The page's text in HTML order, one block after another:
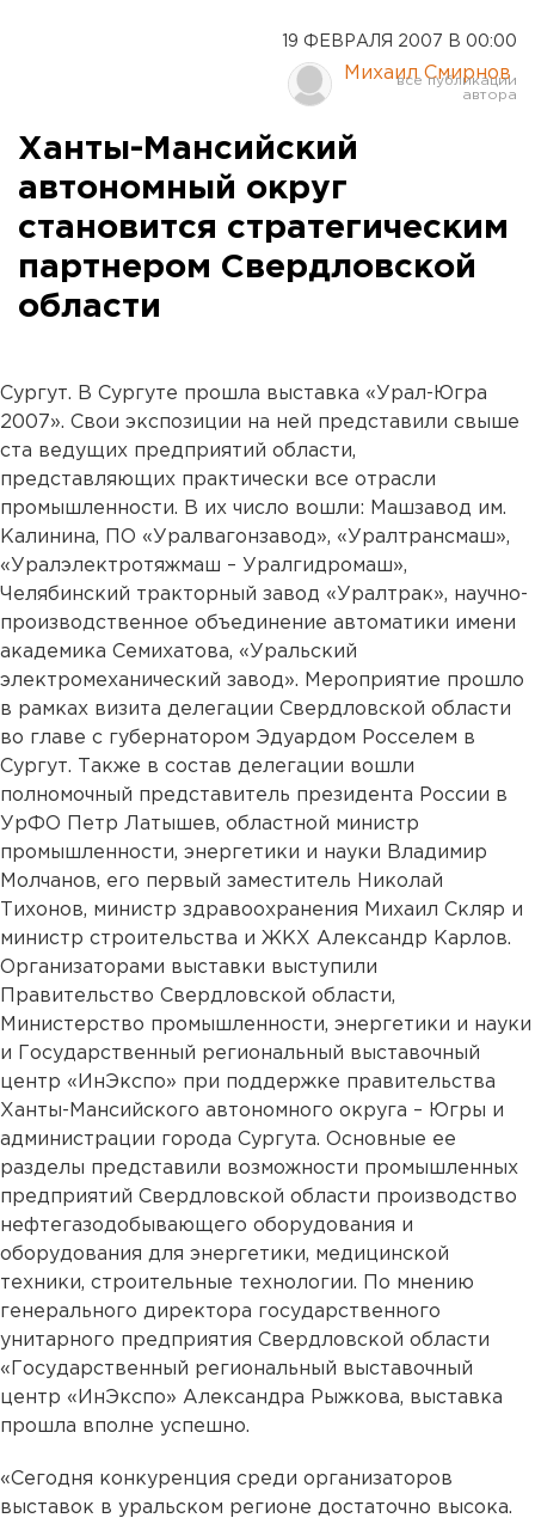
19 ФЕВРАЛЯ 2007 В 00:00
Михаил Смирнов
Ханты-Мансийский
автономный округ
становится стратегическим
партнером Свердловской
области
Сургут. В Сургуте прошла выставка «Урал-Югра
2007». Свои экспозиции на ней представили свыше
ста ведущих предприятий области,
представляющих практически все отрасли
промышленности. В их число вошли: Машзавод им.
Калинина, ПО «Уралвагонзавод», «Уралтрансмаш»,
«Уралэлектротяжмаш – Уралгидромаш»,
Челябинский тракторный завод «Уралтрак», научно-
производственное объединение автоматики имени
академика Семихатова, «Уральский
электромеханический завод». Мероприятие прошло
в рамках визита делегации Свердловской области
во главе с губернатором Эдуардом Росселем в
Сургут. Также в состав делегации вошли
полномочный представитель президента России в
УрФО Петр Латышев, областной министр
промышленности, энергетики и науки Владимир
Молчанов, его первый заместитель Николай
Тихонов, министр здравоохранения Михаил Скляр и
министр строительства и ЖКХ Александр Карлов.
Организаторами выставки выступили
Правительство Свердловской области,
Министерство промышленности, энергетики и науки
и Государственный региональный выставочный
центр «ИнЭкспо» при поддержке правительства
Ханты-Мансийского автономного округа – Югры и
администрации города Сургута. Основные ее
разделы представили возможности промышленных
предприятий Свердловской области производство
нефтегазодобывающего оборудования и
оборудования для энергетики, медицинской
техники, строительные технологии. По мнению
генерального директора государственного
унитарного предприятия Свердловской области
«Государственный региональный выставочный
центр «ИнЭкспо» Александра Рыжкова, выставка
прошла вполне успешно.
«Сегодня конкуренция среди организаторов
выставок в уральском регионе достаточно высока.